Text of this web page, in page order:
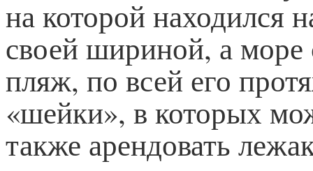
на которой находился
своей шириной, а
пляж, по всей его
«шейки», в которых
также арендовать